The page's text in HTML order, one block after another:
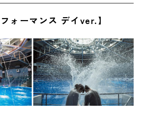
ォーマンス デイver.】